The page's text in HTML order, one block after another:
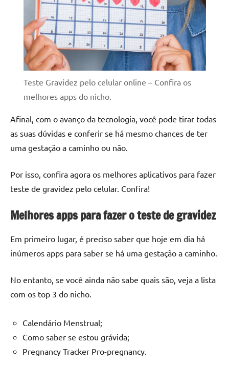
Teste Gravidez pelo celular online – Confira os
melhores apps do nicho.
Afinal, com o avanço da tecnologia, você pode tirar todas
as suas dúvidas e conferir se há mesmo chances de ter
uma gestação a caminho ou não.
Por isso, confira agora os melhores aplicativos para fazer
teste de gravidez pelo celular. Confira!
Melhores apps para fazer o teste de gravidez
Em primeiro lugar, é preciso saber que hoje em dia há
inúmeros apps para saber se há uma gestação a caminho.
No entanto, se você ainda não sabe quais são, veja a lista
com os top 3 do nicho.
Calendário Menstrual;
Como saber se estou grávida;
Pregnancy Tracker Pro-pregnancy.